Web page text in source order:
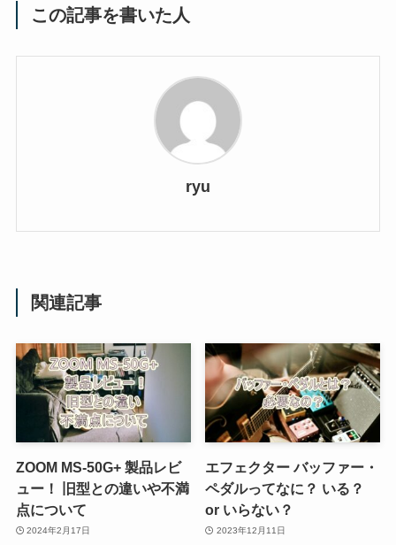
この記事を書いた人
ryu
関連記事
ZOOM MS-50G+ 製品レビ
ュー！ 旧型との違いや不満
点について
2024年2月17日
エフェクター バッファー・
ペダルってなに？ いる？
or いらない？
2023年12月11日